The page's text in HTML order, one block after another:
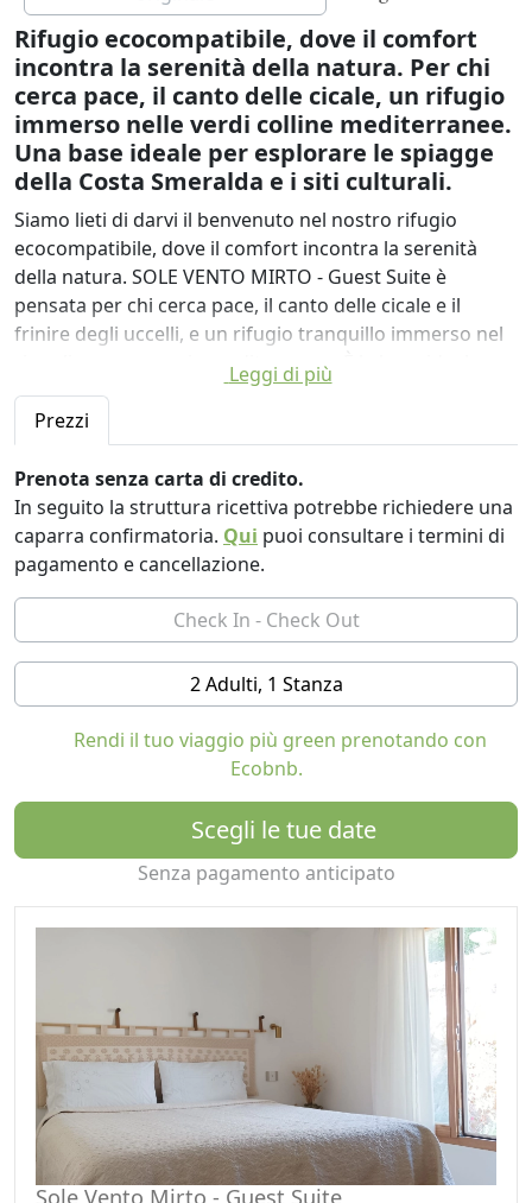
Rifugio ecocompatibile, dove il comfort
incontra la serenità della natura. Per chi
cerca pace, il canto delle cicale, un rifugio
immerso nelle verdi colline mediterranee.
Una base ideale per esplorare le spiagge
della Costa Smeralda e i siti culturali.
Siamo lieti di darvi il benvenuto nel nostro rifugio
ecocompatibile, dove il comfort incontra la serenità
della natura. SOLE VENTO MIRTO - Guest Suite è
pensata per chi cerca pace, il canto delle cicale e il
frinire degli uccelli, e un rifugio tranquillo immerso nel
rigoglioso paesaggio mediterraneo. È la base ideale per
rilassarsi ed esplorare le spiagge vicine (Porto Rotondo,
Golfo Aranci, Costa Smeralda, Olbia, Pittulongu) e gli
splendidi siti naturali e culturali (Arzachena). Ideale per
coppie (o per 3 persone).
Una dimensione e uno stile contemporanei in dialogo
con un mondo antico: tradizione, evoluzione e armonia
con la natura. Offriamo non solo un alloggio, ma
qualcosa di più: un'esperienza autentica della vita
sarda.
La Guest Suite indipendente ha una superficie di circa
35 mq ed è dotata di impianto di
riscaldamento/raffreddamento in entrambi gli
ambienti. Camera da letto con comodo letto
matrimoniale (160x200 cm), piacevole soggiorno con
angolo cottura, tavolino da pranzo, divano letto
(utilizzabile anche come letto in caso di 3 ospiti), bagno
con cabina doccia e box doccia, scrivania dedicata nel
corridoio, ingresso indipendente, terrazza panoramica
con mobili da esterno e parcheggio privato. Non è
presente la TV, la natura offre programmi migliori.
A disposizione degli ospiti: frigorifero, macchina per il
caffè, bollitore (con tè e caffè in omaggio), forno a
microonde, utensili da cucina di base, asciugacapelli e
Wi-Fi. Asciugamani, lenzuola e bagnoschiuma/sapone
100% biologico inclusi nel prezzo.
Splendida vista sulla valle di Sole Ruju e sulle colline
Leggi di più
Prezzi
Prenota senza carta di credito.
In seguito la struttura ricettiva potrebbe richiedere una
caparra confirmatoria. Qui puoi consultare i termini di
pagamento e cancellazione.
2 Adulti, 1 Stanza
Rendi il tuo viaggio più green prenotando con
Ecobnb.
Scegli le tue date
Senza pagamento anticipato
Sole Vento Mirto - Guest Suite